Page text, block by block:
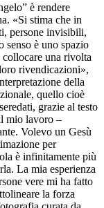
è rendere
«Si stima che in
persone invisibili,
senso è uno spazio
una rivolta
rivendicazioni»,
della
quello cioè
grazie al testo
mio lavoro –
Volevo un Gesù
per
è infinitamente più
La mia esperienza
vere mi ha fatto
la forza